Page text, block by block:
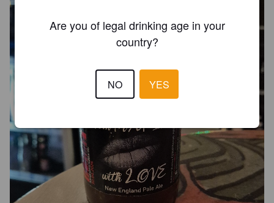
Are you of legal drinking age in your
country?
NO YES